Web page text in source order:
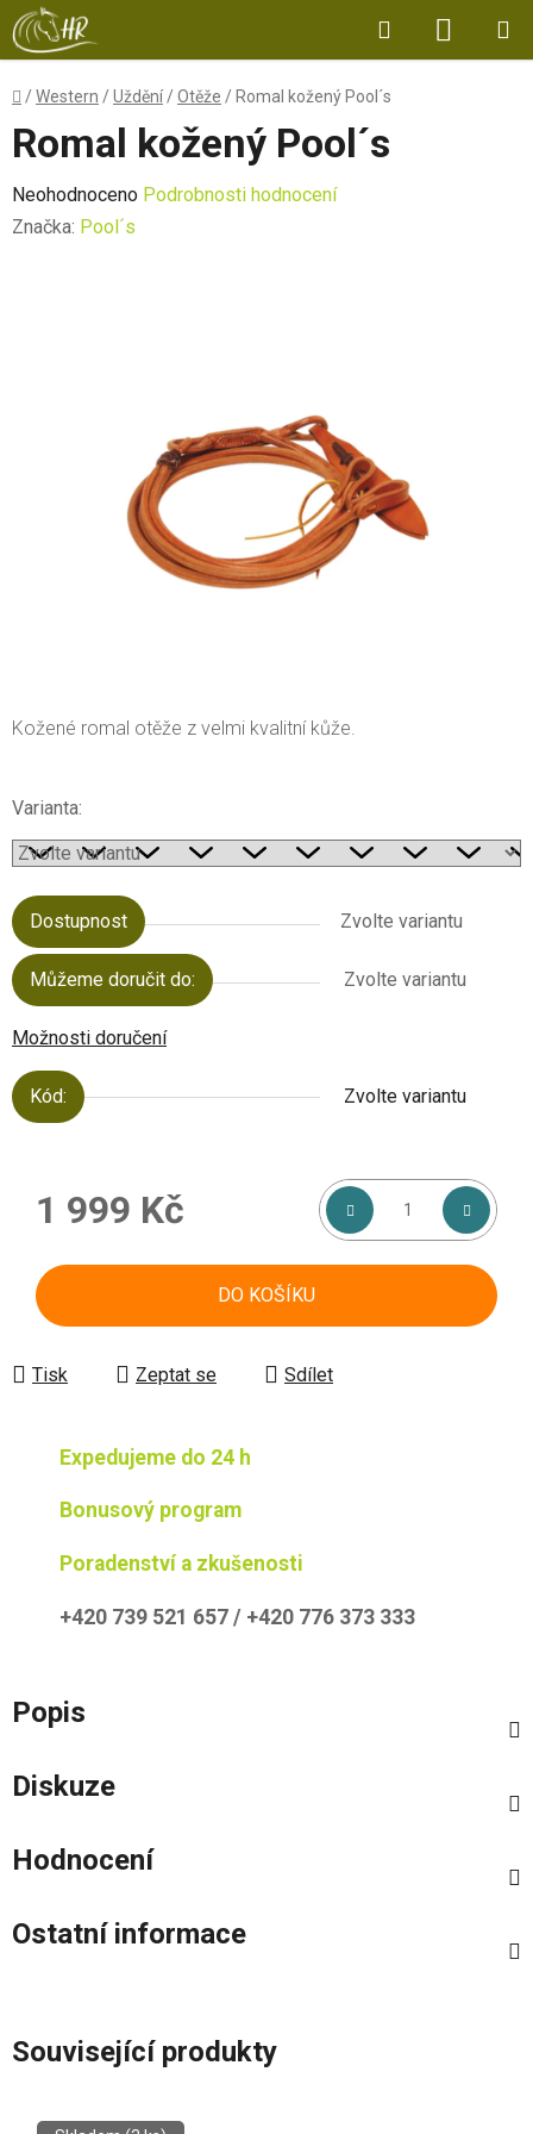
Přejít
na
obsah
Hledat
KOŠÍK
Domů
/Western /Uždění /Otěže / Romal kožený Pool´s
Kožené romal otěže z velmi kvalitní kůže.
Varianta:
Dostupnost Zvolte variantu
Můžeme doručit do: Zvolte variantu
Možnosti doručení
Kód: Zvolte variantu
1 999 Kč
DO KOŠÍKU
Tisk Zeptat se Sdílet
Romal kožený Pool´s
Průměrné
hodnocení
Neohodnoceno Podrobnosti hodnocení
Značka: Pool´s
Expedujeme do 24 h
Bonusový program
Poradenství a zkušenosti
+420 739 521 657 / +420 776 373 333
Popis
Diskuze
Hodnocení
Ostatní informace
Související produkty